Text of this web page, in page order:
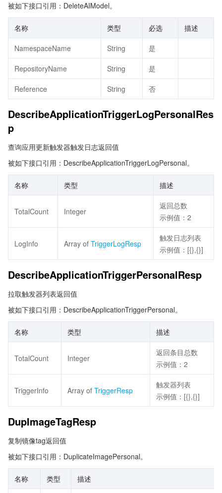
被如下接口引用：DeleteAIModel。
名称 类型 必选 描述
NamespaceName String 是
RepositoryName String 是
Reference String 否
DescribeApplicationTriggerLogPersonalRes
p
查询应用更新触发器触发日志返回值
被如下接口引用：DescribeApplicationTriggerLogPersonal。
名称 类型 描述
TotalCount Integer
返回总数
示例值：2
LogInfo Array of TriggerLogResp
触发日志列表
示例值：[{},{}]
DescribeApplicationTriggerPersonalResp
拉取触发器列表返回值
被如下接口引用：DescribeApplicationTriggerPersonal。
名称 类型 描述
TotalCount Integer
返回条目总数
示例值：2
TriggerInfo Array of TriggerResp
触发器列表
示例值：[{},{}]
DupImageTagResp
复制镜像tag返回值
被如下接口引用：DuplicateImagePersonal。
名称 类型 描述